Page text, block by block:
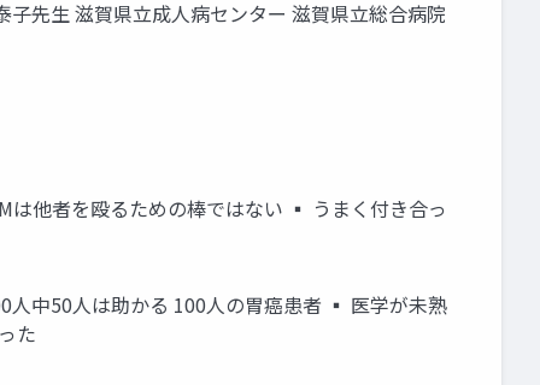
先生 滋賀県立成人病センター 滋賀県立総合病院
他者を殴るための棒ではない ▪ うまく付き合っ
人中50人は助かる 100人の胃癌患者 ▪ 医学が未熟
た